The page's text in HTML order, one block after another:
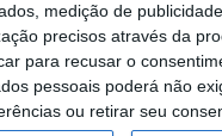
medição de
precisos através da
para recusar o
pessoais poderá não
ou retirar seu